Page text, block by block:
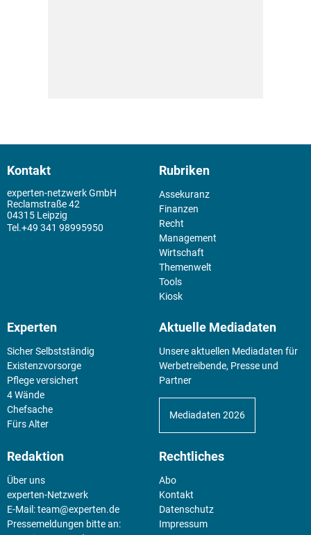
Kontakt
experten-netzwerk GmbH
Reclamstraße 42
04315 Leipzig
+49 341 98995950
Rubriken
Assekuranz
Finanzen
Recht
Management
Wirtschaft
Themenwelt
Tools
Kiosk
Experten
Sicher Selbstständig
Existenz­vorsorge
Pflege versichert
4 Wände
Chefsache
Fürs Alter
Aktuelle Mediadaten
Unsere aktuellen Mediadaten für
Werbetreibende, Presse und
Partner
Mediadaten 2026
Redaktion
Über uns
experten-Netzwerk
E-Mail:team@experten.de
Pressemeldungen bitte an:
Rechtliches
Abo
Kontakt
Datenschutz
Impressum